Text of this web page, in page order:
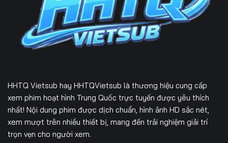
HHTQ Vietsub hay HHTQVietsub là thương hiệu cung cấp
xem phim hoạt hình Trung Quốc trực tuyến được yêu thích
nhất! Nội dung phim được dịch chuẩn, hình ảnh HD sắc nét,
xem mượt trên nhiều thiết bị, mang đến trải nghiệm giải trí
trọn vẹn cho người xem.